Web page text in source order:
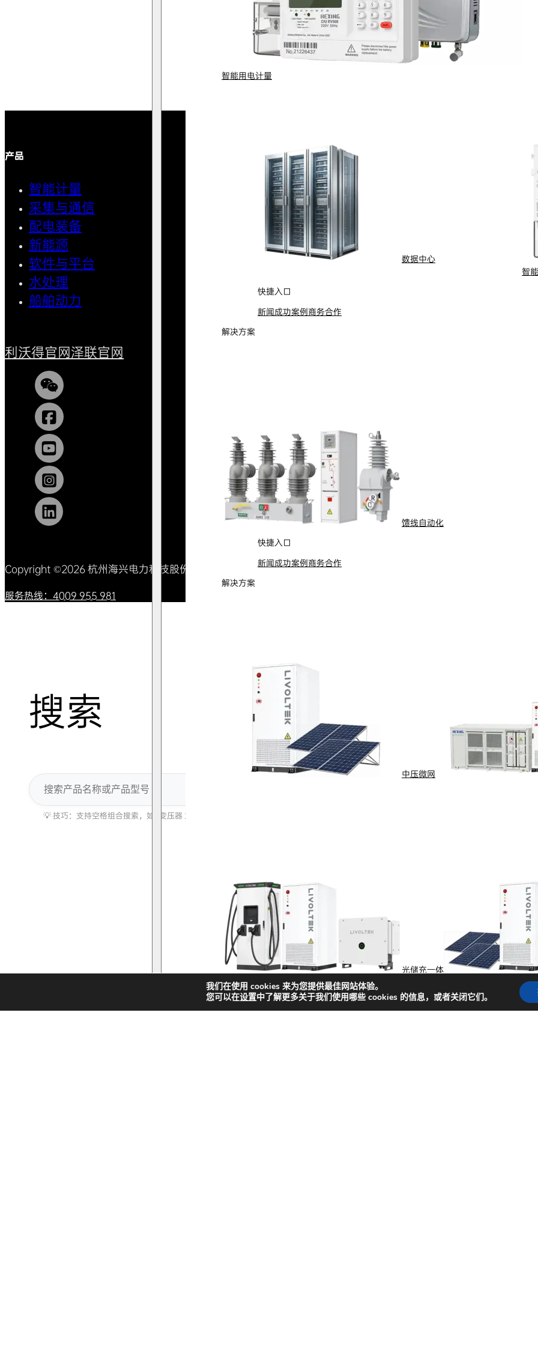
智能用电计量
数据中心
智
快捷入口
新闻成功案例商务合作
解决方案
馈线自动化
快捷入口
新闻成功案例商务合作
解决方案
中压微网
光储充一体
化储能
快捷入口
产品
智能计量
采集与通信
配电装备
新能源
软件与平台
水处理
船舶动力
智能用电计量
馈线自动化
中压微网
AMI智能抄表
船舶电动化
利沃得官网泽联官网
Copyright ©2026 杭州海兴电力科技股份有限公司 All Rights Reserved浙ICP备09002778号-1
服务热线：4009 955 981
我们在使用 cookies 来为您提供最佳网站体验。
您可以在设置中了解更多关于我们使用哪些 cookies 的信息，或者关闭它们。
搜索